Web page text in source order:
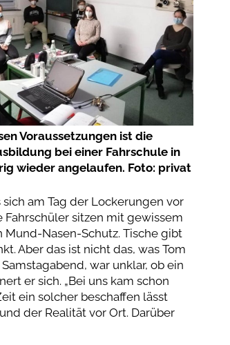
Voraussetzungen ist die
bei einer Fahrschule in
wieder angelaufen. Foto: privat
am Tag der Lockerungen vor
Fahrschüler sitzen mit gewissem
Nasen-Schutz. Tische gibt
Aber das ist nicht das, was Tom
war unklar, ob ein
er sich. „Bei uns kam schon
ein solcher beschaffen lässt
der Realität vor Ort. Darüber